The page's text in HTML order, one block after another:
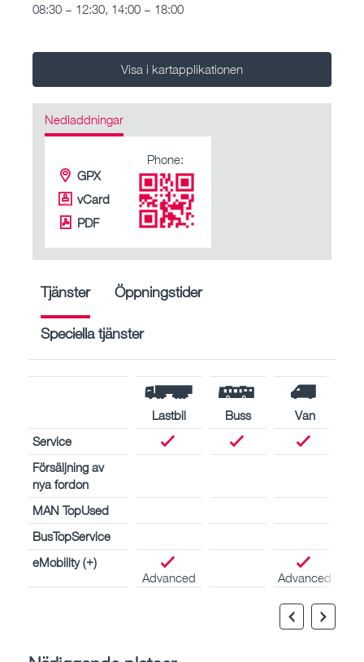
08:30 – 12:30, 14:00 – 18:00
Visa i kartapplikationen
Nedladdningar
GPX
vCard
PDF
Phone:
Tjänster Öppningstider
Speciella tjänster
Lastbil Buss
Van
Service
Försäljning av
nya fordon
MAN TopUsed
BusTopService
eMobility (+)
Advanced
Advanced